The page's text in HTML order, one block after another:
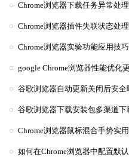
Chrome浏览器下载任务异常处
Chrome浏览器插件失联状态处
Chrome浏览器实验功能应用技
google Chrome浏览器性能优化
谷歌浏览器自动更新关闭后安全
谷歌浏览器下载安装包多渠道下
Chrome浏览器鼠标混合手势实
如何在Chrome浏览器中配置默